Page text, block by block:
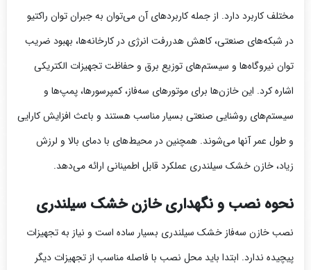
مختلف کاربرد دارد. از جمله کاربردهای آن می‌توان به جبران توان راکتیو
در شبکه‌های صنعتی، کاهش هدررفت انرژی در کارخانه‌ها، بهبود ضریب
توان نیروگاه‌ها و سیستم‌های توزیع برق و حفاظت تجهیزات الکتریکی
اشاره کرد. این خازن‌ها برای موتورهای سه‌فاز، کمپرسورها، پمپ‌ها و
سیستم‌های روشنایی صنعتی بسیار مناسب هستند و باعث افزایش کارایی
و طول عمر آنها می‌شوند. همچنین در محیط‌های با دمای بالا و لرزش
زیاد، خازن خشک سیلندری عملکرد قابل اطمینانی ارائه می‌دهد.
نحوه نصب و نگهداری خازن خشک سیلندری
نصب خازن سه‌فاز خشک سیلندری بسیار ساده است و نیاز به تجهیزات
پیچیده ندارد. ابتدا باید محل نصب با فاصله مناسب از تجهیزات دیگر